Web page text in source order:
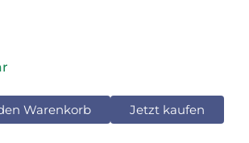
Warenkorb Jetzt kaufen